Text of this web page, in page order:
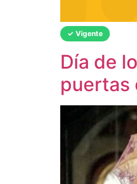
✓ Vigente
Día de
puertas